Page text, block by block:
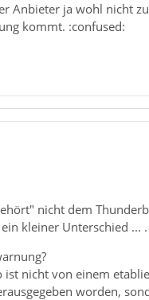
Anbieter ja wohl nicht
kommt. :confused:
nicht dem
kleiner Unterschied ... .
nicht von einem
worden,